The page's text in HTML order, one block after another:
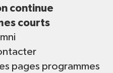
continue
courts
pages programmes